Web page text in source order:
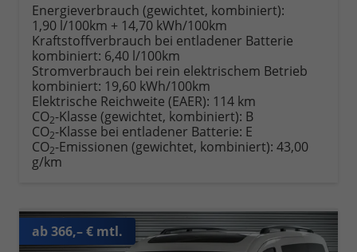
Energieverbrauch (gewichtet, kombiniert):
1,90 l/100km + 14,70 kWh/100km
Kraftstoffverbrauch bei entladener Batterie
kombiniert: 6,40 l/100km
Stromverbrauch bei rein elektrischem Betrieb
kombiniert: 19,60 kWh/100km
Elektrische Reichweite (EAER): 114 km
CO2-Klasse (gewichtet, kombiniert): B
CO2-Klasse bei entladener Batterie: E
CO2-Emissionen (gewichtet, kombiniert): 43,00
g/km
ab 366,– € mtl.